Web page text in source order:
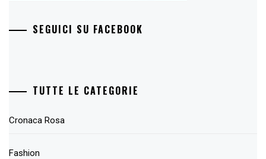
SEGUICI SU FACEBOOK
TUTTE LE CATEGORIE
Cronaca Rosa
Fashion